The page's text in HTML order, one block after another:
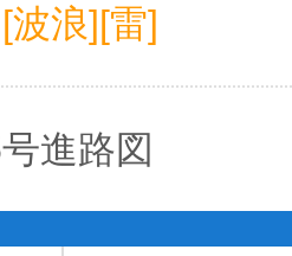
[波浪][雷]
進路図